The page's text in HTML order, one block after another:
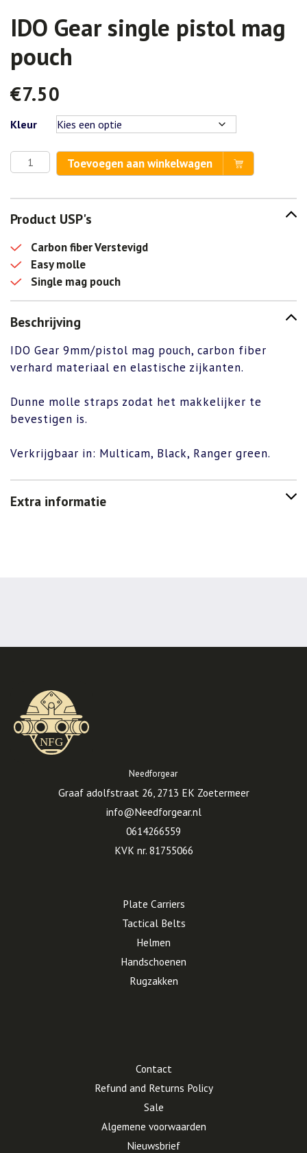
IDO Gear single pistol mag
pouch
€7.50
Kleur
Gear
mag
pouch
aantal
Toevoegen aan winkelwagen
Product USP's
Carbon fiber Verstevigd
Easy molle
Single mag pouch
Beschrijving
IDO Gear 9mm/pistol mag pouch, carbon fiber
verhard materiaal en elastische zijkanten.
Dunne molle straps zodat het makkelijker te
bevestigen is.
Verkrijgbaar in: Multicam, Black, Ranger green.
Extra informatie
Needforgear
Graaf adolfstraat 26, 2713 EK Zoetermeer
info@Needforgear.nl
0614266559
KVK nr. 81755066
Plate Carriers
Tactical Belts
Helmen
Handschoenen
Rugzakken
Contact
Refund and Returns Policy
Sale
Algemene voorwaarden
Nieuwsbrief